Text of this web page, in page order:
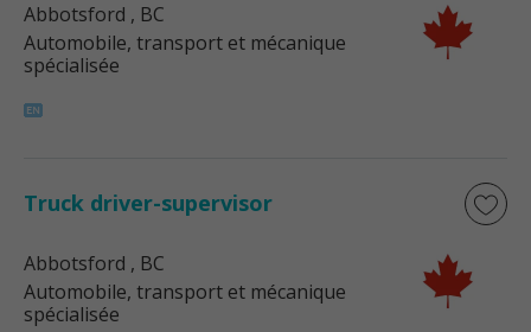
Abbotsford , BC
Automobile, transport et mécanique
spécialisée
Truck driver-supervisor
Abbotsford , BC
Automobile, transport et mécanique
spécialisée